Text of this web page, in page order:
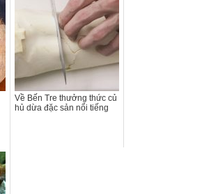
Về Bến Tre thưởng thức củ
hủ dừa đặc sản nổi tiếng